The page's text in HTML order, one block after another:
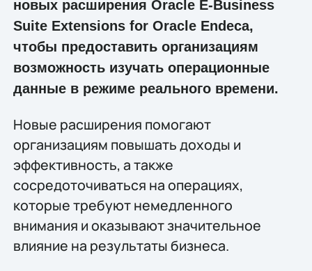
новых расширения Oracle E-Business
Suite Extensions for Oracle Endeca,
чтобы предоставить организациям
возможность изучать операционные
данные в режиме реального времени.
Новые расширения помогают
организациям повышать доходы и
эффективность, а также
сосредоточиваться на операциях,
которые требуют немедленного
внимания и оказывают значительное
влияние на результаты бизнеса.